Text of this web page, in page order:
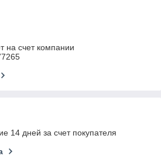
на счет компании
14 дней за счет покупателя